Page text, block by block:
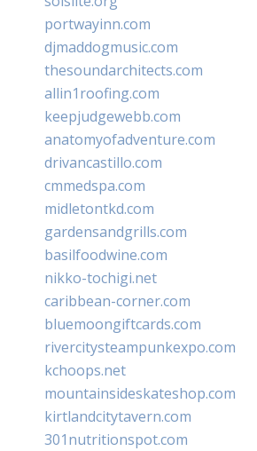
portwayinn.com
djmaddogmusic.com
thesoundarchitects.com
allin1roofing.com
keepjudgewebb.com
anatomyofadventure.com
drivancastillo.com
cmmedspa.com
midletontkd.com
gardensandgrills.com
basilfoodwine.com
nikko-tochigi.net
caribbean-corner.com
bluemoongiftcards.com
rivercitysteampunkexpo.com
kchoops.net
mountainsideskateshop.com
kirtlandcitytavern.com
301nutritionspot.com